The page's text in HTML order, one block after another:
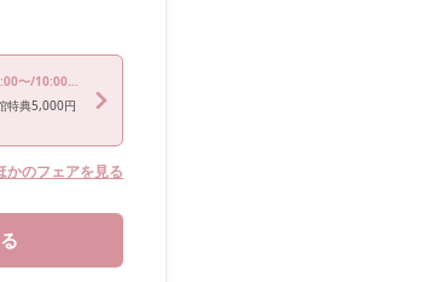
〜/13:00〜/16:00〜/17:00〜
典5,000円
かのフェアを見る